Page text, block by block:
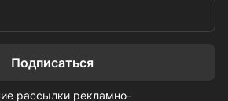
Подписаться
рассылки рекламно-